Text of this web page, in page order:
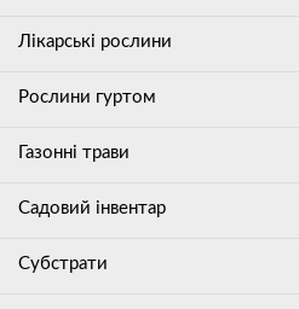
Лікарські рослини
Рослини гуртом
Газонні трави
Садовий інвентар
Субстрати